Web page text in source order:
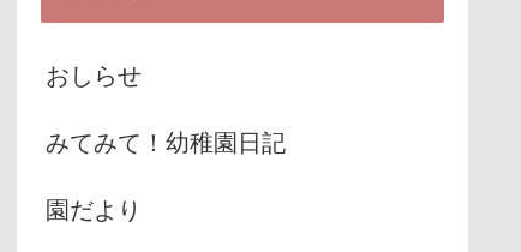
おしらせ
みてみて！幼稚園日記
園だより